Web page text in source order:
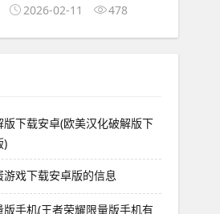
2026-02-11
478
版下载安卓(欧美汉化破解版下
)
游戏下载安卓版的信息
版手机(王者荣耀限量版手机有